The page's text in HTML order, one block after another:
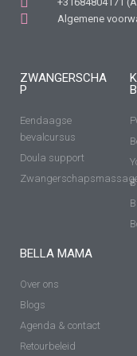
Algemene
ZWANGERSCHA
P
Eendaagse
bevalcursus
Doula support
BELLA MAMA
Over ons
Blogs
Agenda & contact
Retourbeleid